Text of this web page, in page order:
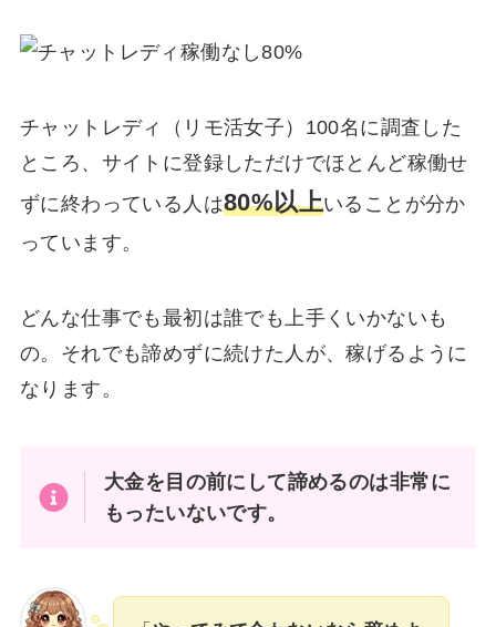
チャットレディ（リモ活女子）100名に調査した
ところ、サイトに登録しただけでほとんど稼働せ
ずに終わっている人は80%以上いることが分か
っています。
どんな仕事でも最初は誰でも上手くいかないも
の。それでも諦めずに続けた人が、稼げるように
なります。
大金を目の前にして諦めるのは非常に
もったいないです。